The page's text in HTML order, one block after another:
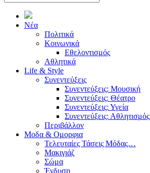
Νέα
Πολιτικά
Κοινωνικά
Εθελοντισμός
Αθλητικά
Life & Style
Συνεντεύξεις
Συνεντεύξεις: Μουσική
Συνεντεύξεις: Θέατρο
Συνεντεύξεις: Υγεία
Συνεντεύξεις: Αθλητισμός
Περιβάλλον
Μοδα & Ομορφια
Τελευταίες Τάσεις Μόδας…
Μακιγιάζ
Σώμα
Ένδυση